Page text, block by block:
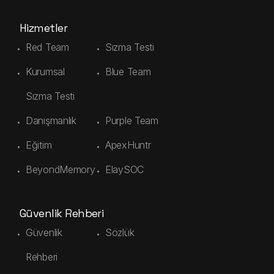
Hizmetler
Red Team
Sızma Testi
Kurumsal
Sızma Testi
Blue Team
Danışmanlık
Purple Team
Eğitim
ApexHuntr
BeyondMemory
ElaySOC
Güvenlik Rehberi
Güvenlik
Rehberi
Sözlük